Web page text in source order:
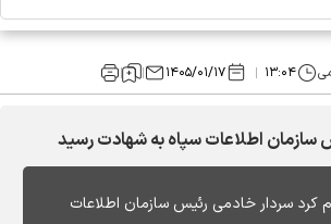
۱۳:۰۴ ۱۴۰۵/۰۱/۱۷
اطلاعات سپاه به شهادت رسید
کرد سردار خادمی رئیس سازمان اطلاعات